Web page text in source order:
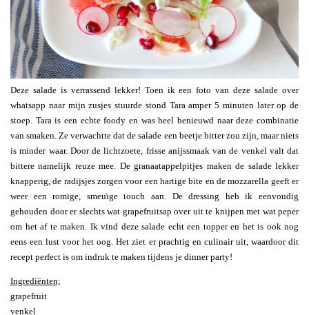
Deze salade is verrassend lekker! Toen ik een foto van deze salade over
whatsapp naar mijn zusjes stuurde stond Tara amper 5 minuten later op de
stoep. Tara is een echte foody en was heel benieuwd naar deze combinatie
van smaken. Ze verwachtte dat de salade een beetje bitter zou zijn, maar niets
is minder waar. Door de lichtzoete, frisse anijssmaak van de venkel valt dat
bittere namelijk reuze mee. De granaatappelpitjes maken de salade lekker
knapperig, de radijsjes zorgen voor een hartige bite en de mozzarella geeft er
weer een romige, smeuïge touch aan. De dressing heb ik eenvoudig
gehouden door er slechts wat grapefruitsap over uit te knijpen met wat peper
om het af te maken. Ik vind deze salade echt een topper en het is ook nog
eens een lust voor het oog. Het ziet er prachtig en culinair uit, waardoor dit
recept perfect is om indruk te maken tijdens je dinner party!
Ingrediënten;
grapefruit
venkel